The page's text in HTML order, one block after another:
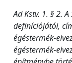
Ad Kstv. 1. § 2. A
definíciójától,
égéstermék-
égéstermék-